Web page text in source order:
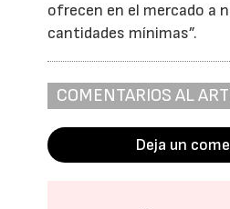
ofrecen en el mercado a
cantidades mínimas”.
COMENTARIOS AL
Deja un